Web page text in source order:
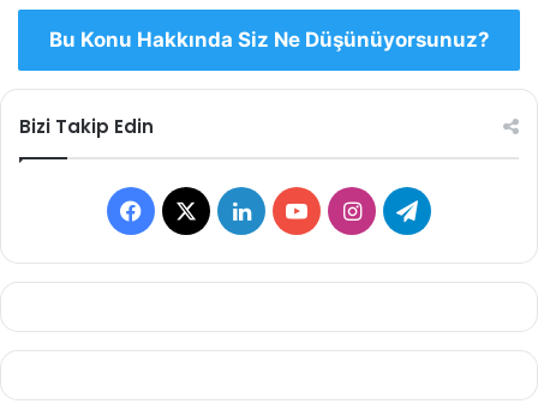
Bu Konu Hakkında Siz Ne Düşünüyorsunuz?
Bizi Takip Edin
Facebook
X LinkedInYouTubeInstagramTelegram